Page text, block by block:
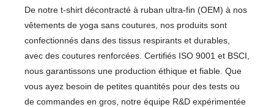
De notre t-shirt décontracté à ruban ultra-fin (OEM) à nos
vêtements de yoga sans coutures, nos produits sont
confectionnés dans des tissus respirants et durables,
avec des coutures renforcées. Certifiés ISO 9001 et BSCI,
nous garantissons une production éthique et fiable. Que
vous ayez besoin de petites quantités pour des tests ou
de commandes en gros, notre équipe R&D expérimentée